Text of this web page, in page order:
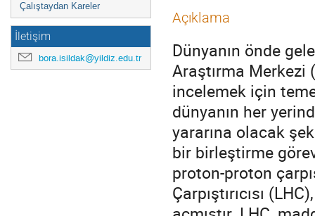
Çalıştaydan Kareler
İletişim
bora.isildak@yildiz.edu.tr
Açıklama
Dünyanın önde
Araştırma Merkezi
incelemek için
dünyanın her
yararına olacak
bir birleştirme
proton-proton
Çarpıştırıcısı